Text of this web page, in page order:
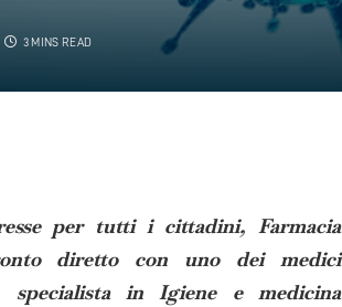
3 MINS READ
per tutti i cittadini, Farmacia
diretto con uno dei medici
specialista in Igiene e medicina